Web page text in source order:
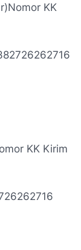
KK
KK Kirim